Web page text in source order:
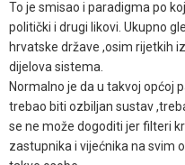
To je smisao i paradigma po
politički i drugi likovi. Ukupno
hrvatske države ,osim rijetkih
dijelova sistema.
Normalno je da u takvoj općoj
trebao biti ozbiljan sustav
se ne može dogoditi jer filteri
zastupnika i vijećnika na svim